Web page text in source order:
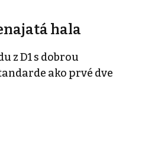
hala
z D1 s dobrou
ako prvé dve